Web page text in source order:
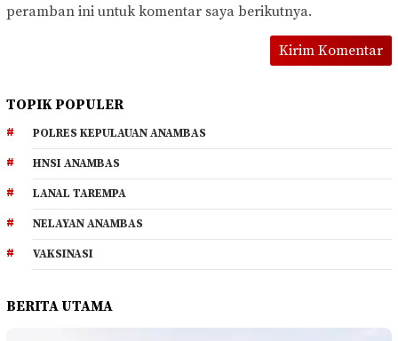
peramban ini untuk komentar saya berikutnya.
TOPIK POPULER
POLRES KEPULAUAN ANAMBAS
HNSI ANAMBAS
LANAL TAREMPA
NELAYAN ANAMBAS
VAKSINASI
BERITA UTAMA